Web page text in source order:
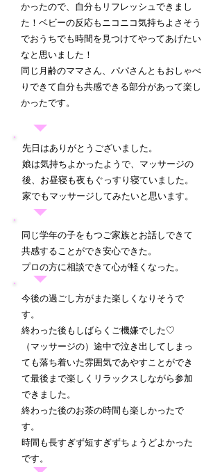
かったので、自分もリフレッシュできまし
た！ベビーの反応もニコニコ気持ちよさそう
でおうちでも時間を見つけてやってあげたい
なと思いました！
​同じ月齢のママさん、パパさんともおしゃべ
りできて自分も共感できる部分があって楽し
かったです。
先日はありがとうございました。
​娘は気持ちよかったようで、マッサージの
後、お昼寝も夜もぐっすり寝ていました。
家でもマッサージしてみたいと思います。
同じ学年の子をもつご家族とお話しできて
共感することができ安心できた。
​プロの方に相談できて心が軽くなった。
今後の過ごし方がまた楽しくなりそうで
す。
終わった後もしばらくご機嫌でした♡
（マッサージの）途中で泣き出してしまっ
ても落ち着いた雰囲気であやすことができ
て最後まで楽しくリラックスしながら参加
できました。
終わった後のお茶の時間も楽しかったで
す。
時間も長すぎず短すぎずちょうどよかった
です。